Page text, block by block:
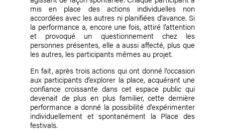
mis en place des actions individuelles non
accordées avec les autres ni planifiées d’avance. Si
la performance a, encore une fois, attiré l’attention
et provoqué un questionnement chez les
personnes présentes, elle a aussi affecté, plus que
les autres, les participants mêmes au projet.
En fait, après trois actions qui ont donné l’occasion
aux participants d’explorer la place, acquérant une
confiance croissante dans cet espace public qui
devenait de plus en plus familier, cette dernière
performance a donné la possibilité d’expérimenter
individuellement et spontanément la Place des
festivals.